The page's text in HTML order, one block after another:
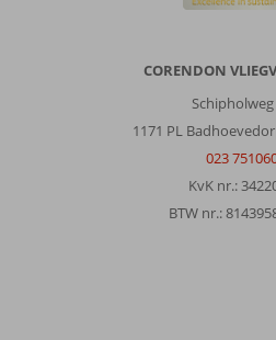
CORENDON
Schipholweg
1171 PL
023
KvK nr.:
BTW nr.: